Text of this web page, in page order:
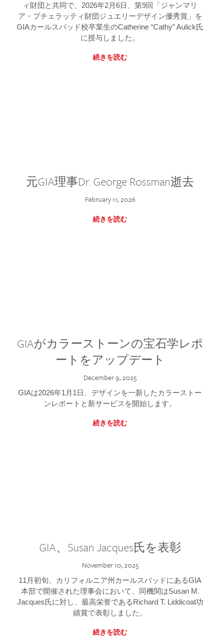
ィ財団と共同で、2026年2月6日、第9回「ジャンマリ
ア・ブチェラッティ財団ジュエリーデザイン優秀賞」を
GIAカールスバッド校卒業生のCatherine “Cathy” Aulick氏
に授与しました。
続きを読む
元GIA理事Dr. George Rossman逝去
February 11, 2026
続きを読む
GIAがカラーストーンの宝石学レポ
ートをアップデート
December 9, 2025
GIAは2026年1月1日、デザインを一新したカラーストー
ンレポートと新サービスを開始します。
続きを読む
GIA、Susan Jacques氏を表彰
November 10, 2025
11月初旬、カリフォルニア州カールスバッドにあるGIA
本部で開催された理事会において、同機関はSusan M.
Jacques氏に対し、最高栄誉であるRichard T. Liddicoat功
績賞で表彰しました。
続きを読む